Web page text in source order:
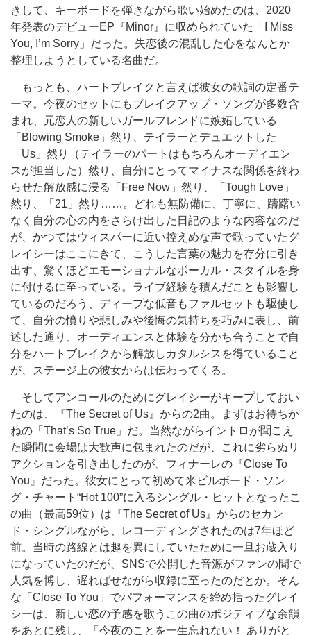
きして、キーボードを弾きながら歌い始めたのは、2020
年発表のデビューEP『Minor』に収められていた「I Miss
You, I’m Sorry」だった。失恋後の混乱した心をなんとか
整理しようとしている名曲だ。
もっとも、ハートブレイクと言えば彼女の歌詞の定番テ
ーマ。今夜のセットにもブレイクアップ・ソングが多数含
まれ、元恋人の新しいガールフレンドに嫉妬している
「Blowing Smoke」然り、テイラーとデュエットした
「Us」然り（テイラーのパートはもちろんオーディエン
スが担当した）然り、自分にとってマイナスな関係を終わ
らせた解放感に浸る「Free Now」然り、「Tough Love」
然り、「21」然り……。どれも無防備に、丁寧に、躊躇い
なく自分の心の内をさらけ出した日記のような内容なのだ
が、かつてはウィスパーに近い控えめな声で歌っていたグ
レイシーはここにきて、こうした言葉の魅力を存分に引き
出す、驚くほどエモーショナルなボーカル・スタイルを身
に付けるに至っている。ライブ経験を積んだことも影響し
ているのだろう、ディープな低音もファルセットも駆使し
て、自分の憤りや悲しみや後悔の気持ちを巧みに表し、前
述した通り、オーディエンスと体験を分かち合うことで自
分をハートブレイクから解放しカタルシスを得ていること
が、ステージ上の彼女からは伝わってくる。
そしてアンコールのためにグレイシーがキープしておい
たのは、『The Secret of Us』からの2曲。まずはお待ちか
ねの「That’s So True」だ。当然ながらイントロが聞こえ
た瞬間に会場は大歓声に包まれたのだが、これに劣らぬリ
アクションを引き出したのが、フィナーレの『Close To
You』だった。彼女にとって初めて米ビルボード・ソン
グ・チャート“Hot 100”に入るシングル・ヒットとなったこ
の曲（最高59位）は『The Secret of Us』からのセカン
ド・シングルながら、レコーディングされたのは7年ほど
前。当時の路線とは趣を異にしていたために一旦お蔵入り
になっていたのだが、SNSで公開した音源がファンの間で
人気を博し、遅ればせながら収録に至ったのだとか。そん
な「Close To You」でパフォーマンスを締め括ったグレイ
シーは、新しい恋の予感を歌うこの曲のポジティブな余韻
をあとに残し、「今夜のことを一生忘れない！ ありがと